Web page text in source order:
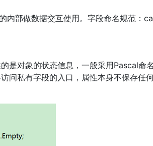
内部做数据交互使用。字段命名规范：
是对象的状态信息，一般采用Pascal命
问私有字段的入口，属性本身不保存任